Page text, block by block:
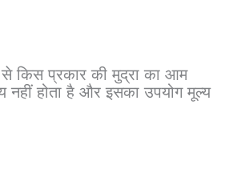
किस प्रकार की मुद्रा का आम
नहीं होता है और इसका उपयोग मूल्य